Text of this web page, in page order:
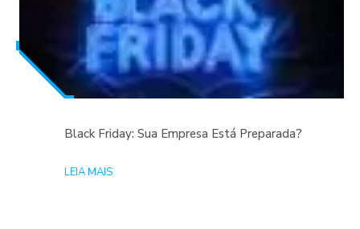
Black Friday: Sua Empresa Está Preparada?
LEIA MAIS